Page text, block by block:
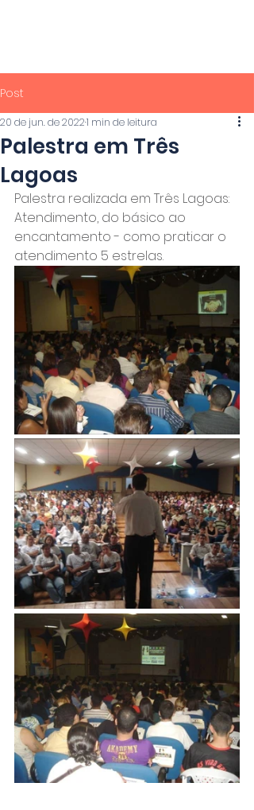
Post
Palestra em Três
Lagoas
20 de jun. de 20221 min de leitura
Palestra realizada em Três Lagoas:
Atendimento, do básico ao
encantamento - como praticar o
atendimento 5 estrelas.